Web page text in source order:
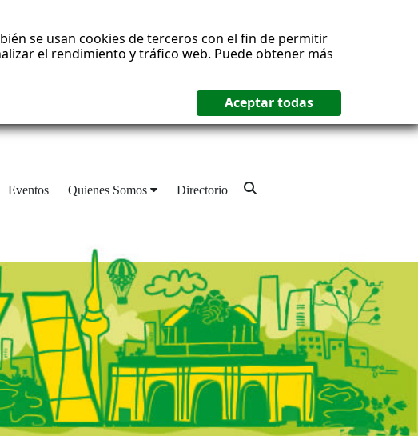
se usan cookies de terceros con el fin de permitir
el rendimiento y tráfico web. Puede obtener más
Eventos Quienes Somos Directorio